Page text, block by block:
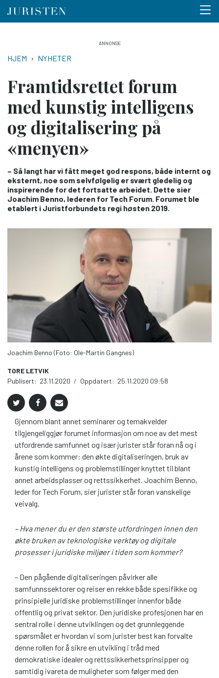
hovedinnhold
Menu
NAVIGASJONSSTI
HJEM NYHETER
Framtidsrettet forum
med kunstig intelligens
og digitalisering på
«menyen»
– Så langt har vi fått meget god respons, både internt og
eksternt, noe som selvfølgelig er svært gledelig og
inspirerende for det fortsatte arbeidet. Dette sier
Joachim Benno, lederen for Tech Forum. Forumet ble
etablert i Juristforbundets regi høsten 2019.
Joachim Benno (Foto: Ole-Martin Gangnes)
TORE LETVIK
Publisert: 23.11.2020 / Oppdatert: 25.11.2020 09:58
Gjennom blant annet seminarer og temakvelder
tilgjengeliggjør forumet informasjon om noe av det mest
utfordrende samfunnet og især jurister står foran nå og i
årene som kommer: den økte digitaliseringen, bruk av
kunstig intelligens og problemstillinger knyttet til blant
annet arbeidsplasser og rettssikkerhet. Joachim Benno,
leder for Tech Forum, sier jurister står foran vanskelige
veivalg.
– Hva mener du er den største utfordringen innen den
økte bruken av teknologiske verktøy og digitale
prosesser i juridiske miljøer i tiden som kommer?
– Den pågående digitaliseringen påvirker alle
samfunnssektorer og reiser en rekke både spesifikke og
prinsipielle juridiske problemstillinger innenfor både
offentlig og privat sektor. Den juridiske profesjonen har en
sentral rolle i denne utviklingen og det grunnleggende
spørsmålet er hvordan vi som jurister best kan forvalte
denne rollen for å sikre en utvikling i tråd med
demokratiske idealer og rettssikkerhetsprinsipper og
samtidig ivareta de muligheter som følger med den